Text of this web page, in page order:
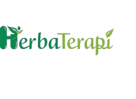
content